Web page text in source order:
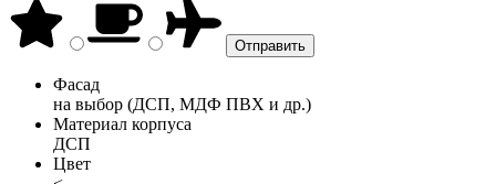
Фасад
на выбор (ДСП, МДФ ПВХ и др.)
Материал корпуса
ДСП
Цвет